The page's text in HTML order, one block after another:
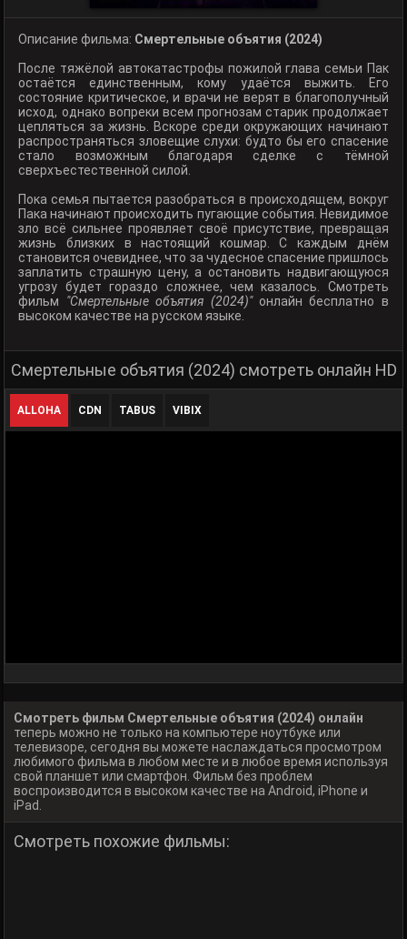
Описание фильма: Смертельные объятия (2024)
После тяжёлой автокатастрофы пожилой глава семьи Пак
остаётся единственным, кому удаётся выжить. Его
состояние критическое, и врачи не верят в благополучный
исход, однако вопреки всем прогнозам старик продолжает
цепляться за жизнь. Вскоре среди окружающих начинают
распространяться зловещие слухи: будто бы его спасение
стало возможным благодаря сделке с тёмной
сверхъестественной силой.
Пока семья пытается разобраться в происходящем, вокруг
Пака начинают происходить пугающие события. Невидимое
зло всё сильнее проявляет своё присутствие, превращая
жизнь близких в настоящий кошмар. С каждым днём
становится очевиднее, что за чудесное спасение пришлось
заплатить страшную цену, а остановить надвигающуюся
угрозу будет гораздо сложнее, чем казалось. Смотреть
фильм "Смертельные объятия (2024)"онлайн бесплатно в
высоком качестве на русском языке.
Смертельные объятия (2024) смотреть онлайн HD
ALLOHA CDN TABUS VIBIX
Смотреть фильм Смертельные объятия (2024) онлайн
теперь можно не только на компьютере ноутбуке или
телевизоре, сегодня вы можете наслаждаться просмотром
любимого фильма в любом месте и в любое время используя
свой планшет или смартфон. Фильм без проблем
воспроизводится в высоком качестве на Android, iPhone и
iPad.
Смотреть похожие фильмы: